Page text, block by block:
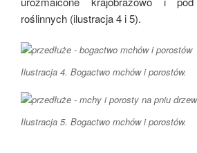
roślinnych (ilustracja 4 i 5).
Ilustracja 4. Bogactwo mchów i porostów.
Ilustracja 5. Bogactwo mchów i porostów.